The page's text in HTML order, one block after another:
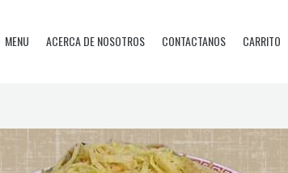
MENU ACERCA DE NOSOTROS CONTACTANOS CARRITO